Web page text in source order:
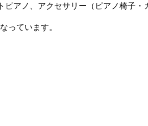
アノ、アクセサリー（ピアノ椅子
っています。